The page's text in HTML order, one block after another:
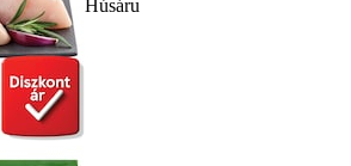
Húsáru